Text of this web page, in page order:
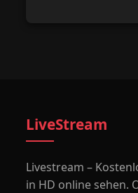
LiveStream
Livestream –
in HD online sehen.